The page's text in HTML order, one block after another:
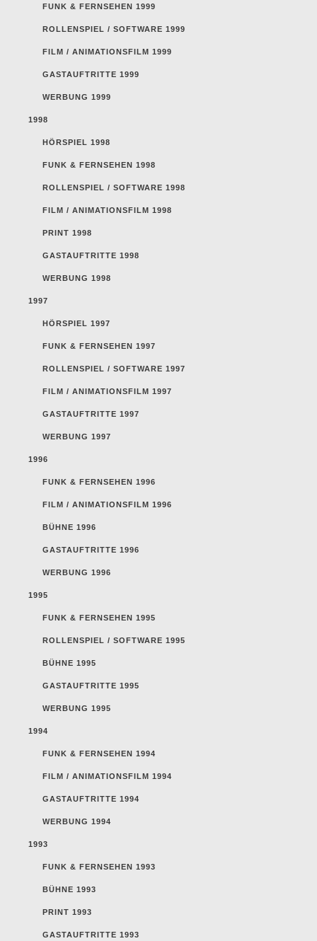
FUNK & FERNSEHEN 1999
ROLLENSPIEL / SOFTWARE 1999
FILM / ANIMATIONSFILM 1999
GASTAUFTRITTE 1999
WERBUNG 1999
1998
HÖRSPIEL 1998
FUNK & FERNSEHEN 1998
ROLLENSPIEL / SOFTWARE 1998
FILM / ANIMATIONSFILM 1998
PRINT 1998
GASTAUFTRITTE 1998
WERBUNG 1998
1997
HÖRSPIEL 1997
FUNK & FERNSEHEN 1997
ROLLENSPIEL / SOFTWARE 1997
FILM / ANIMATIONSFILM 1997
GASTAUFTRITTE 1997
WERBUNG 1997
1996
FUNK & FERNSEHEN 1996
FILM / ANIMATIONSFILM 1996
BÜHNE 1996
GASTAUFTRITTE 1996
WERBUNG 1996
1995
FUNK & FERNSEHEN 1995
ROLLENSPIEL / SOFTWARE 1995
BÜHNE 1995
GASTAUFTRITTE 1995
WERBUNG 1995
1994
FUNK & FERNSEHEN 1994
FILM / ANIMATIONSFILM 1994
GASTAUFTRITTE 1994
WERBUNG 1994
1993
FUNK & FERNSEHEN 1993
BÜHNE 1993
PRINT 1993
GASTAUFTRITTE 1993